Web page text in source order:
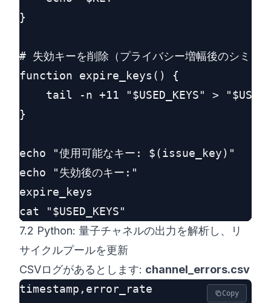
}
# 失効キーを削除（プライバシー増幅後のシミュ
function expire_keys() {
tail -n +11 "$USED_KEYS" >
}
echo "使用可能なキー: $(issue_key)"
echo "失効後のキー:"
expire_keys
7.2 Python: 量子チャネルの出力を解析し、リ
サイクルプールを更新
CSVログがあるとします: channel_errors.csv
timestamp,error_rate
Copy